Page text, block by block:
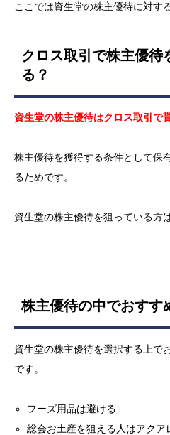
ここでは資生堂の株主優待に対す
クロス取引で株主優待
る？
資生堂の株主優待はクロス取引で
株主優待を獲得する条件として保
るためです。
資生堂の株主優待を狙っている方
株主優待の中でおすす
資生堂の株主優待を選択する上で
です。
フーズ用品は避ける
総会お土産を狙える人はアクア